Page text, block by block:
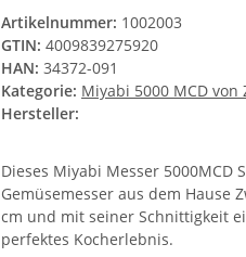
Artikelnummer: 1002003
GTIN: 4009839275920
HAN: 34372-091
Kategorie: Miyabi 5000 MCD von
Hersteller:
Dieses Miyabi Messer 5000MCD
Gemüsemesser aus dem Hause
cm und mit seiner Schnittigkeit
perfektes Kocherlebnis.